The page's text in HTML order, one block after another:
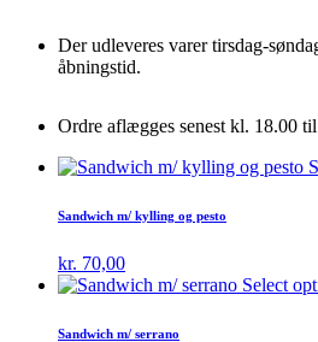
Der udleveres varer tirsdag-
åbningstid.
Ordre aflægges senest kl. 18.00
Sandwich m/ kylling og pesto
kr. 70,00
Select
Sandwich m/ serrano